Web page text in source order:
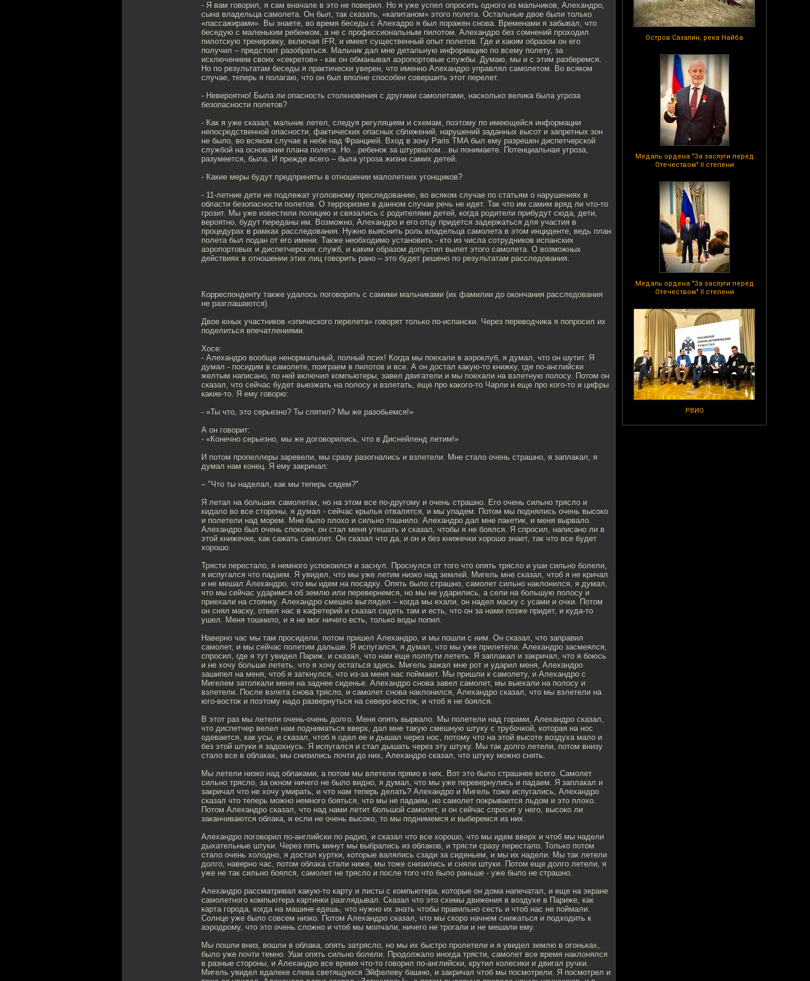
Остров Сахалин, река Найба
Медаль ордена "За заслуги перед
Отечеством" II степени
Медаль ордена "За заслуги перед
Отечеством" II степени
РВИО
- Я вам говорил, я сам вначале в это не поверил. Но я уже успел опросить одного из мальчиков, Алехандро,
сына владельца самолета. Он был, так сказать, «капитаном» этого полета. Остальные двое были только
«пассажирами». Вы знаете, во время беседы с Алехадро я был поражен снова. Временами я забывал, что
беседую с маленьким ребенком, а не с профессиональным пилотом. Алехандро без сомнений проходил
пилотскую тренировку, включая IFR, и имеет существенный опыт полетов. Где и каким образом он его
получил – предстоит разобраться. Мальчик дал мне детальную информацию по всему полету, за
исключением своих «секретов» - как он обманывал аэропортовые службы. Думаю, мы и с этим разберемся.
Но по результатам беседы я практически уверен, что именно Алехандро управлял самолетом. Во всяком
случае, теперь я полагаю, что он был вполне способен совершить этот перелет.
- Невероятно! Была ли опасность столкновения с другими самолетами, насколько велика была угроза
безопасности полетов?
- Как я уже сказал, мальчик летел, следуя регуляциям и схемам, поэтому по имеющейся информации
непосредственной опасности, фактических опасных сближений, нарушений заданных высот и запретных зон
не было, во всяком случае в небе над Францией. Вход в зону Paris TMA был ему разрешен диспетчерской
службой на основании плана полета. Но…ребенок за штурвалом…вы понимаете. Потенциальная угроза,
разумеется, была. И прежде всего – была угроза жизни самих детей.
- Какие меры будут предприняты в отношении малолетних угонщиков?
- 11-летние дети не подлежат уголовному преследованию, во всяком случае по статьям о нарушениях в
области безопасности полетов. О терроризме в данном случае речь не идет. Так что им самим вряд ли что-то
грозит. Мы уже известили полицию и связались с родителями детей, когда родители прибудут сюда, дети,
вероятно, будут переданы им. Возможно, Алехандро и его отцу придется задержаться для участия в
процедурах в рамках расследования. Нужно выяснить роль владельца самолета в этом инциденте, ведь план
полета был подан от его имени. Также необходимо установить - кто из числа сотрудников испанских
аэропортовых и диспетчерских служб, и каким образом допустил вылет этого самолета. О возможных
действиях в отношении этих лиц говорить рано – это будет решено по результатам расследования.
Корреспонденту также удалось поговорить с самими мальчиками (их фамилии до окончания расследования
не разглашаются).
Двое юных участников «эпического перелета» говорят только по-испански. Через переводчика я попросил их
поделиться впечатлениями.
Хосе:
- Алехандро вообще ненормальный, полный псих! Когда мы поехали в аэроклуб, я думал, что он шутит. Я
думал - посидим в самолете, поиграем в пилотов и все. А он достал какую-то книжку, где по-английски
желтым написано, по ней включил компьютеры, завел двигатели и мы поехали на взлетную полосу. Потом он
сказал, что сейчас будет выезжать на полосу и взлетать, еще про какого-то Чарли и еще про кого-то и цифры
какие-то. Я ему говорю:
- «Ты что, это серьезно? Ты спятил? Мы же разобьемся!»
А он говорит:
- «Конечно серьезно, мы же договорились, что в Диснейленд летим!»
И потом пропеллеры заревели, мы сразу разогнались и взлетели. Мне стало очень страшно, я заплакал, я
думал нам конец. Я ему закричал:
– "Что ты наделал, как мы теперь сядем?"
Я летал на больших самолетах, но на этом все по-другому и очень страшно. Его очень сильно трясло и
кидало во все стороны, я думал - сейчас крылья отвалятся, и мы упадем. Потом мы поднялись очень высоко
и полетели над морем. Мне было плохо и сильно тошнило. Алехандро дал мне пакетик, и меня вырвало.
Алехандро был очень спокоен, он стал меня утешать и сказал, чтобы я не боялся. Я спросил, написано ли в
этой книжечке, как сажать самолет. Он сказал что да, и он и без книжечки хорошо знает, так что все будет
хорошо.
Трясти перестало, я немного успокоился и заснул. Проснулся от того что опять трясло и уши сильно болели,
я испугался что падаем. Я увидел, что мы уже летим низко над землей. Мигель мне сказал, чтоб я не кричал
и не мешал Алехандро, что мы идем на посадку. Опять было страшно, самолет сильно наклонился, я думал,
что мы сейчас ударимся об землю или перевернемся, но мы не ударились, а сели на большую полосу и
приехали на стоянку. Алехандро смешно выглядел – когда мы ехали, он надел маску с усами и очки. Потом
он снял маску, отвел нас в кафетерий и сказал сидеть там и есть, что он за нами позже придет, и куда-то
ушел. Меня тошнило, и я не мог ничего есть, только воды попил.
Наверно час мы там просидели, потом пришел Алехандро, и мы пошли с ним. Он сказал, что заправил
самолет, и мы сейчас полетим дальше. Я испугался, я думал, что мы уже прилетели. Алехандро засмеялся,
спросил, где я тут увидел Париж, и сказал, что нам еще полпути лететь. Я заплакал и закричал, что я боюсь
и не хочу больше лететь, что я хочу остаться здесь. Мигель зажал мне рот и ударил меня, Алехандро
зашипел на меня, чтоб я заткнулся, что из-за меня нас поймают. Мы пришли к самолету, и Алехандро с
Мигелем затолкали меня на заднее сиденье. Алехандро снова завел самолет, мы выехали на полосу и
взлетели. После взлета снова трясло, и самолет снова наклонился, Алехандро сказал, что мы взлетели на
юго-восток и поэтому надо развернуться на северо-восток, и чтоб я не боялся.
В этот раз мы летели очень-очень долго. Меня опять вырвало. Мы полетели над горами, Алехандро сказал,
что диспетчер велел нам подниматься вверх, дал мне такую смешную штуку с трубочкой, которая на нос
одевается, как усы, и сказал, чтоб я одел ее и дышал через нос, потому что на этой высоте воздуха мало и
без этой штуки я задохнусь. Я испугался и стал дышать через эту штуку. Мы так долго летели, потом внизу
стало все в облаках, мы снизились почти до них, Алехандро сказал, что штуку можно снять.
Мы летели низко над облаками, а потом мы влетели прямо в них. Вот это было страшнее всего. Самолет
сильно трясло, за окном ничего не было видно, я думал, что мы уже перевернулись и падаем. Я заплакал и
закричал что не хочу умирать, и что нам теперь делать? Алехандро и Мигель тоже испугались, Алехандро
сказал что теперь можно немного бояться, что мы не падаем, но самолет покрывается льдом и это плохо.
Потом Алехандро сказал, что над нами летит большой самолет, и он сейчас спросит у него, высоко ли
заканчиваются облака, и если не очень высоко, то мы поднимемся и выберемся из них.
Алехандро поговорил по-английски по радио, и сказал что все хорошо, что мы идем вверх и чтоб мы надели
дыхательные штуки. Через пять минут мы выбрались из облаков, и трясти сразу перестало. Только потом
стало очень холодно, я достал куртки, которые валялись сзади за сиденьем, и мы их надели. Мы так летели
долго, наверно час, потом облака стали ниже, мы тоже снизились и сняли штуки. Потом еще долго летели, я
уже не так сильно боялся, самолет не трясло и после того что было раньше - уже было не страшно.
Алехандро рассматривал какую-то карту и листы с компьютера, которые он дома напечатал, и еще на экране
самолетного компьютера картинки разглядывал. Сказал что это схемы движения в воздухе в Париже, как
карта города, когда на машине едешь, что нужно их знать чтобы правильно сесть и чтоб нас не поймали.
Солнце уже было совсем низко. Потом Алехандро сказал, что мы скоро начнем снижаться и подходить к
аэродрому, что это очень сложно и чтоб мы молчали, ничего не трогали и не мешали ему.
Мы пошли вниз, вошли в облака, опять затрясло, но мы их быстро пролетели и я увидел землю в огоньках,
было уже почти темно. Уши опять сильно болели. Продолжало иногда трясти, самолет все время наклонялся
в разные стороны, и Алехандро все время что-то говорил по-английски, крутил колесики и двигал ручки.
Мигель увидел вдалеке слева светящуюся Эйфелеву башню, и закричал чтоб мы посмотрели. Я посмотрел и